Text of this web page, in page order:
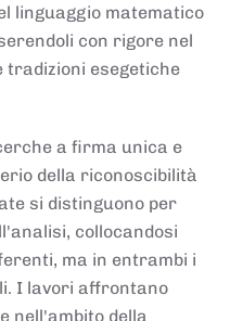
linguaggio matematico
con rigore nel
tradizioni esegetiche
a firma unica e
della riconoscibilità
si distinguono per
collocandosi
ma in entrambi i
I lavori affrontano
nell'ambito della